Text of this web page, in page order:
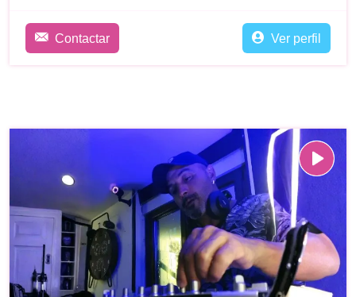
Contactar Ver perfil